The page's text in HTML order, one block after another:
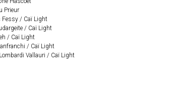
Prieur
Fessy / Caï Light
/ Caï Light
/ Caï Light
/ Caï Light
Vallauri / Caï Light